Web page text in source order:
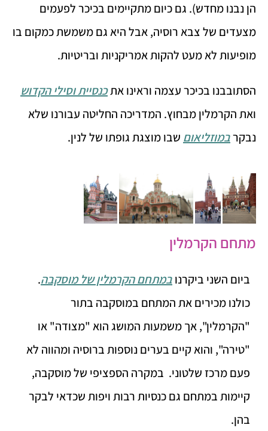
הן נבנו מחדש). גם כיום מתקיימים בכיכר לפעמים
מצעדים של צבא רוסיה, אבל היא גם משמשת כמקום בו
מופיעות לא מעט להקות אמריקניות ובריטיות.
הסתובבנו בכיכר עצמה וראינו אתכנסיית וסילי הקדוש
ואת הקרמלין מבחוץ. המדריכה החליטה עבורנו שלא
נבקרבמוזליאום שבו מוצגת גופתו של לנין.
מתחם הקרמלין
ביום השני ביקרנובמתחם הקרמלין של מוסקבה.
כולנו מכירים את המתחם במוסקבה בתור
"הקרמלין", אך משמעות המושג הוא "מצודה" או
"טירה", והוא קיים בערים נוספות ברוסיה ומהווה לא
פעם מרכז שלטוני. במקרה הספציפי של מוסקבה,
קיימות במתחם גם כנסיות רבות ויפות שכדאי לבקר
בהן.